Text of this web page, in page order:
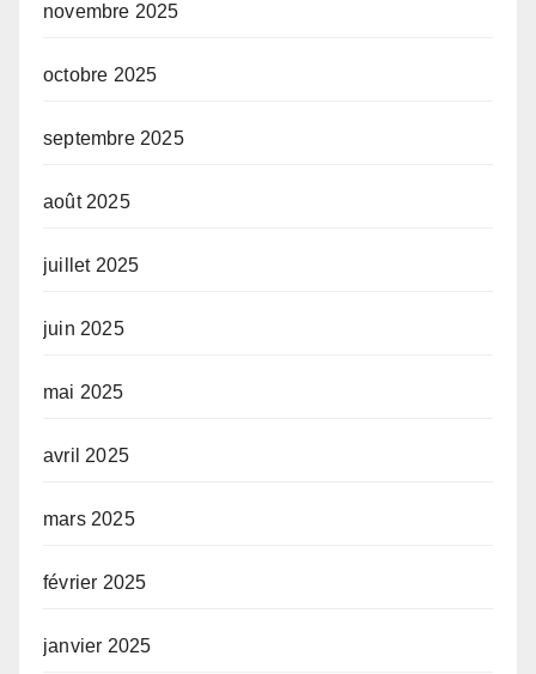
novembre 2025
octobre 2025
septembre 2025
août 2025
juillet 2025
juin 2025
mai 2025
avril 2025
mars 2025
février 2025
janvier 2025